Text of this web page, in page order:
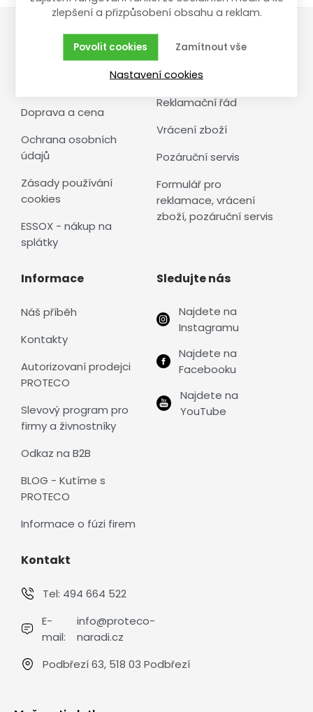
Vše o nákupu
Doprava a cena
Ochrana osobních
údajů
Zásady používání
cookies
ESSOX - nákup na
splátky
Reklamace,
vrácení, servis
Reklamační řád
Vrácení zboží
Pozáruční servis
Formulář pro
reklamace, vrácení
zboží, pozáruční servis
Informace
Náš příběh
Kontakty
Autorizovaní prodejci
PROTECO
Slevový program pro
firmy a živnostníky
Odkaz na B2B
BLOG - Kutíme s
PROTECO
Informace o fúzi firem
Sledujte nás
Najdete na
Instagramu
Najdete na
Facebooku
Najdete na
YouTube
Kontakt
Tel: 494 664 522
E-
mail:
info@proteco-
naradi.cz
Podbřezí 63, 518 03 Podbřezí
zlepšení a přizpůsobení obsahu a reklam.
Zamítnout vše
Povolit cookies
Nastavení cookies